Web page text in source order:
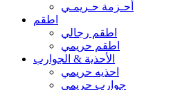
أحـزمة حـريمـي
اطقم
اطقم رجالي
اطقم حريمي
الأحذية & الجوارب
احذيه حريمي
جوارب حريمي